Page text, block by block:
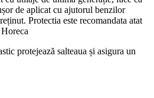
de aplicat cu ajutorul benzilor
Protectia este recomandata atat
protejează salteaua și asigura un